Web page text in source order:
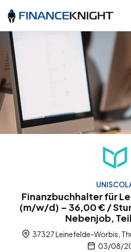
Finanzbuchhalter für
(m/w/d) – 36,00 € /
Nebenjob,
37327 Leinefelde-Worbis,
03/08/